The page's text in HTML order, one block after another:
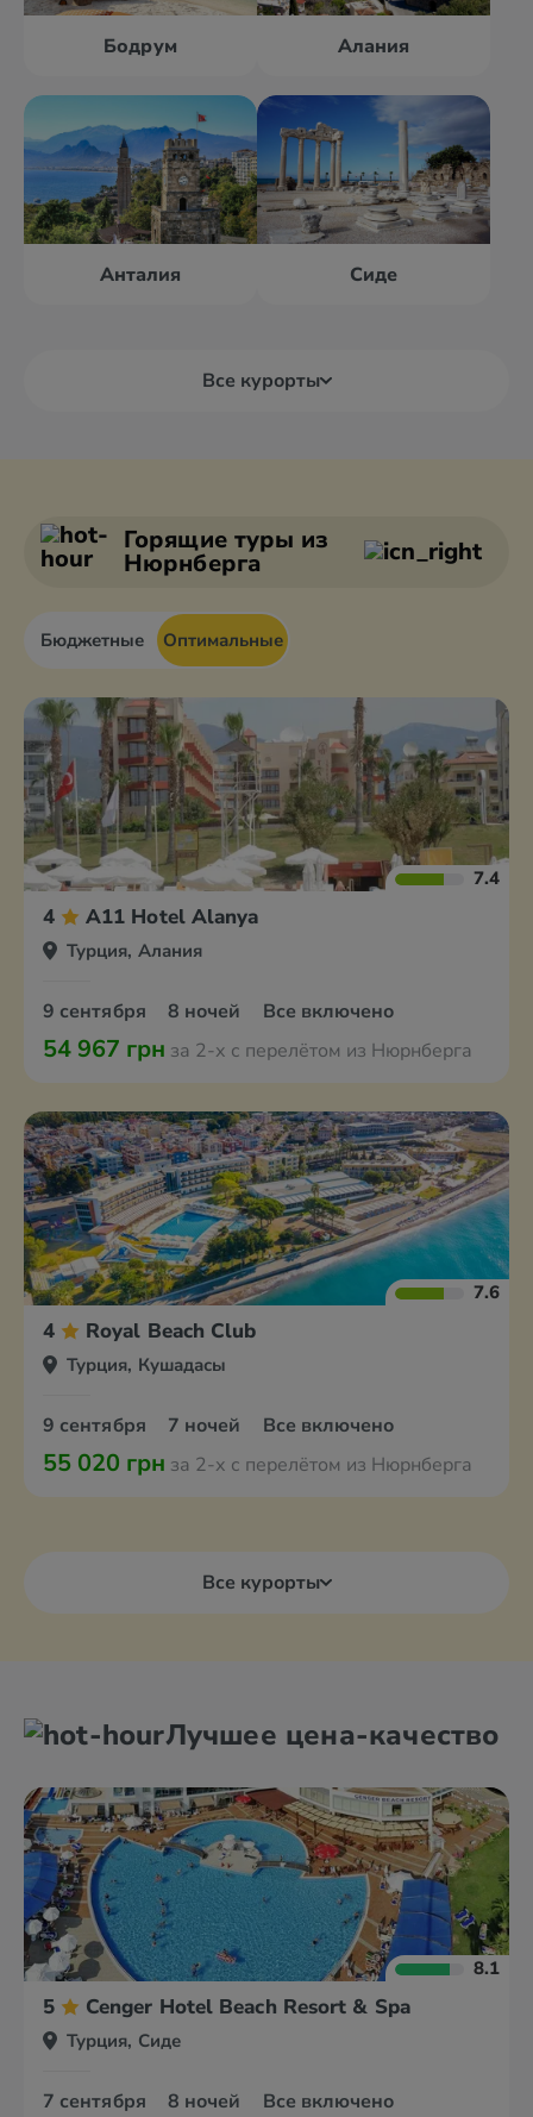
Бодрум Алания
Анталия Сиде
Все курорты
Анкара Белек
Горящие туры из
Нюрнберга
Бюджетные Оптимальные
7.4
4 A11 Hotel Alanya
Турция, Алания
9 сентября 8 ночей Все включено
54 967 грн за 2-х с перелётом из Нюрнберга
7.6
4 Royal Beach Club
Турция, Кушадасы
9 сентября 7 ночей Все включено
55 020 грн за 2-х с перелётом из Нюрнберга
Все курорты
Лучшее цена-качество
8.1
5 Cenger Hotel Beach Resort & Spa
Турция, Сиде
7 сентября 8 ночей Все включено